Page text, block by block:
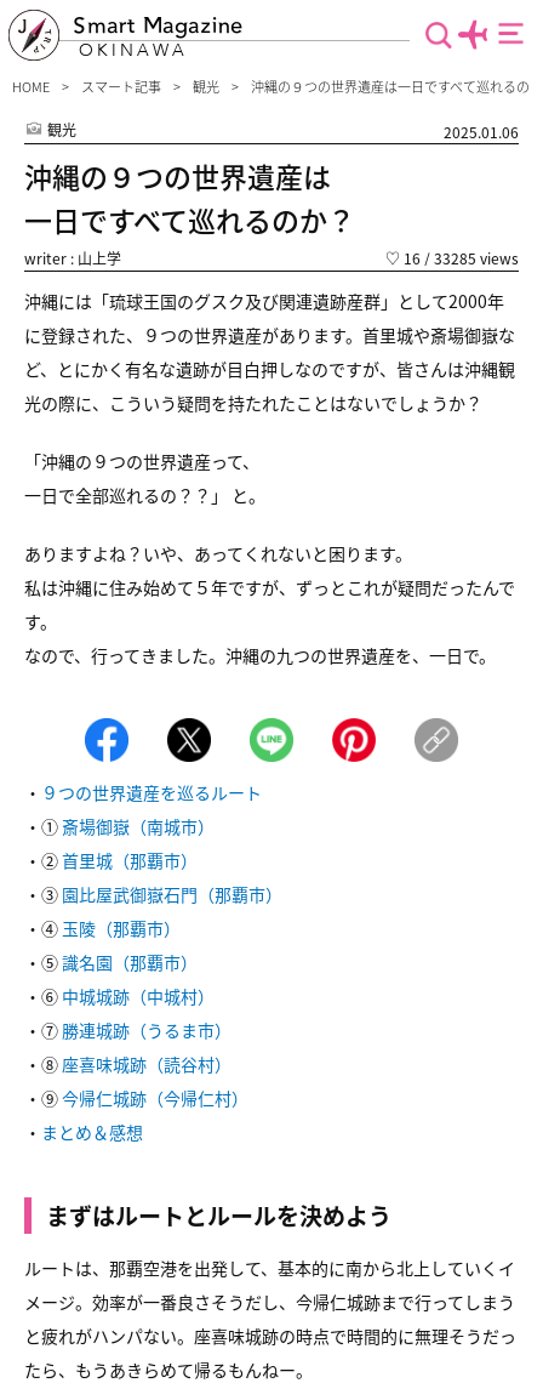
Smart Magazine
OKINAWA
HOME スマート記事 観光 沖縄の９つの世界遺産は一日ですべて巡れるの
観光 2025.01.06
沖縄の９つの世界遺産は
一日ですべて巡れるのか？
writer : 山上学 ♡ 16 / 33285 views
沖縄には「琉球王国のグスク及び関連遺跡産群」として2000年
に登録された、９つの世界遺産があります。首里城や斎場御嶽な
ど、とにかく有名な遺跡が目白押しなのですが、皆さんは沖縄観
光の際に、こういう疑問を持たれたことはないでしょうか？
「沖縄の９つの世界遺産って、
一日で全部巡れるの？？」 と。
ありますよね？いや、あってくれないと困ります。
私は沖縄に住み始めて５年ですが、ずっとこれが疑問だったんで
す。
なので、行ってきました。沖縄の九つの世界遺産を、一日で。
・ ９つの世界遺産を巡るルート
・① 斎場御嶽（南城市）
・②首里城（那覇市）
・③ 園比屋武御嶽石門（那覇市）
・④ 玉陵（那覇市）
・⑤識名園（那覇市）
・⑥ 中城城跡（中城村）
・⑦ 勝連城跡（うるま市）
・⑧座喜味城跡（読谷村）
・⑨今帰仁城跡（今帰仁村）
・ まとめ＆感想
まずはルートとルールを決めよう
ルートは、那覇空港を出発して、基本的に南から北上していくイ
メージ。効率が一番良さそうだし、今帰仁城跡まで行ってしまう
と疲れがハンパない。座喜味城跡の時点で時間的に無理そうだっ
たら、もうあきらめて帰るもんねー。